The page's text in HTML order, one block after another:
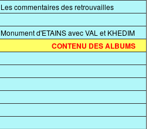
Les commentaires des retrouvailles
Monument d'ETAINS avec VAL et KHEDIM
CONTENU DES ALBUMS